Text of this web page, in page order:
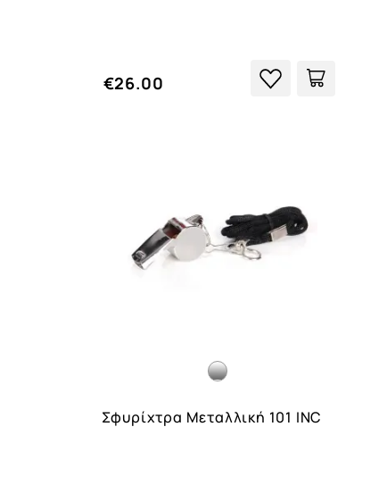
€26.00
Σφυρίχτρα Μεταλλική 101 ΙNC